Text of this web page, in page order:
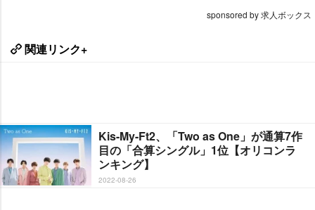
sponsored by 求人ボックス
関連リンク+
Kis-My-Ft2、「Two as One」が通算7作
目の「合算シングル」1位【オリコンラ
ンキング】
2022-08-26